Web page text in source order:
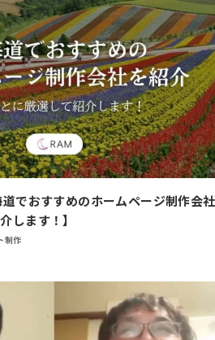
道でおすすめのホームページ制作会
します！】
制作